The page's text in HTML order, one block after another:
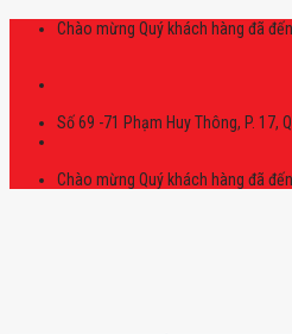
Skip
Chào mừng Quý khách hàng đã đến
Số 69 -71 Phạm Huy Thông, P. 17,
Chào mừng Quý khách hàng đã đến